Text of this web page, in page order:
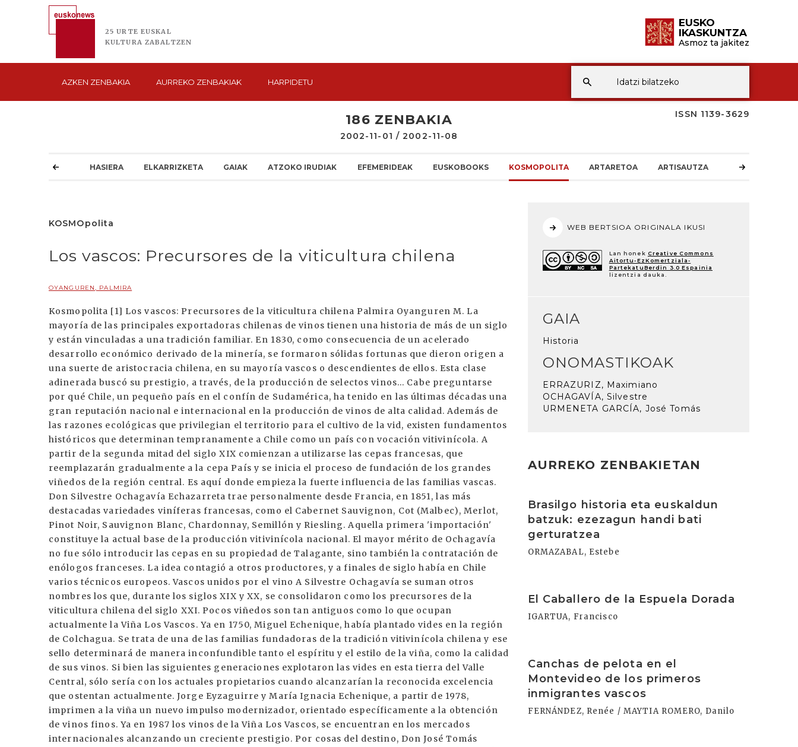
25 URTE EUSKAL
KULTURA ZABALTZEN
EUSKO
IKASKUNTZA
Asmoz ta jakitez
AZKEN ZENBAKIA AURREKO ZENBAKIAK HARPIDETU
ISSN 1139-3629
186 ZENBAKIA
2002-11-01 / 2002-11-08
HASIERA ELKARRIZKETA GAIAK ATZOKO IRUDIAK EFEMERIDEAK EUSKOBOOKS KOSMOPOLITA ARTARETOA ARTISAUTZA
KOSMOpolita
Los vascos: Precursores de la viticultura chilena
OYANGUREN, PALMIRA
Kosmopolita [1] Los vascos: Precursores de la viticultura chilena Palmira Oyanguren M. La
mayoría de las principales exportadoras chilenas de vinos tienen una historia de más de un siglo
y están vinculadas a una tradición familiar. En 1830, como consecuencia de un acelerado
desarrollo económico derivado de la minería, se formaron sólidas fortunas que dieron origen a
una suerte de aristocracia chilena, en su mayoría vascos o descendientes de ellos. Esta clase
adinerada buscó su prestigio, a través, de la producción de selectos vinos... Cabe preguntarse
por qué Chile, un pequeño país en el confín de Sudamérica, ha tenido en las últimas décadas una
gran reputación nacional e internacional en la producción de vinos de alta calidad. Además de
las razones ecológicas que privilegian el territorio para el cultivo de la vid, existen fundamentos
históricos que determinan tempranamente a Chile como un país con vocación vitivinícola. A
partir de la segunda mitad del siglo XIX comienzan a utilizarse las cepas francesas, que
reemplazarán gradualmente a la cepa País y se inicia el proceso de fundación de los grandes
viñedos de la región central. Es aquí donde empieza la fuerte influencia de las familias vascas.
Don Silvestre Ochagavía Echazarreta trae personalmente desde Francia, en 1851, las más
destacadas variedades viníferas francesas, como el Cabernet Sauvignon, Cot (Malbec), Merlot,
Pinot Noir, Sauvignon Blanc, Chardonnay, Semillón y Riesling. Aquella primera 'importación'
constituye la actual base de la producción vitivinícola nacional. El mayor mérito de Ochagavía
no fue sólo introducir las cepas en su propiedad de Talagante, sino también la contratación de
enólogos franceses. La idea contagió a otros productores, y a finales de siglo había en Chile
varios técnicos europeos. Vascos unidos por el vino A Silvestre Ochagavía se suman otros
nombres los que, durante los siglos XIX y XX, se consolidaron como los precursores de la
viticultura chilena del siglo XXI. Pocos viñedos son tan antiguos como lo que ocupan
actualmente la Viña Los Vascos. Ya en 1750, Miguel Echenique, había plantado vides en la región
de Colchagua. Se trata de una de las familias fundadoras de la tradición vitivinícola chilena y ese
sello determinará de manera inconfundible tanto el espíritu y el estilo de la viña, como la calidad
de sus vinos. Si bien las siguientes generaciones explotaron las vides en esta tierra del Valle
Central, sólo sería con los actuales propietarios cuando alcanzarían la reconocida excelencia
que ostentan actualmente. Jorge Eyzaguirre y María Ignacia Echenique, a partir de 1978,
imprimen a la viña un nuevo impulso modernizador, orientado específicamente a la obtención
de vinos finos. Ya en 1987 los vinos de la Viña Los Vascos, se encuentran en los mercados
internacionales alcanzando un creciente prestigio. Por cosas del destino, Don José Tomás
WEB BERTSIOA ORIGINALA IKUSI
Lan honek Creative Commons
Aitortu-EzKomertziala-
PartekatuBerdin 3.0 Espainia
lizentzia dauka.
GAIA
Historia
ONOMASTIKOAK
ERRAZURIZ, Maximiano
OCHAGAVÍA, Silvestre
URMENETA GARCÍA, José Tomás
AURREKO ZENBAKIETAN
Brasilgo historia eta euskaldun
batzuk: ezezagun handi bati
gerturatzea
ORMAZABAL, Estebe
El Caballero de la Espuela Dorada
IGARTUA, Francisco
Canchas de pelota en el
Montevideo de los primeros
inmigrantes vascos
FERNÁNDEZ, Renée / MAYTIA ROMERO, Danilo